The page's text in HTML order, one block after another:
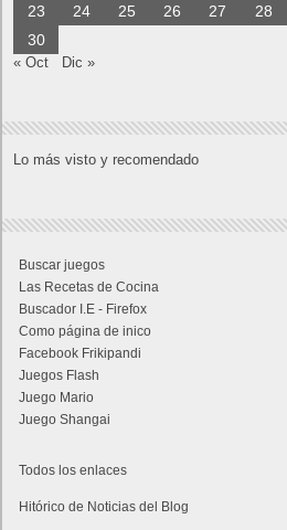
23
24 25 26 27 28
30
« Oct Dic »
Lo más visto y recomendado
Buscar juegos
Las Recetas de Cocina
Buscador I.E - Firefox
Como página de inico
Facebook Frikipandi
Juegos Flash
Juego Mario
Juego Shangai
Todos los enlaces
Hitórico de Noticias del Blog